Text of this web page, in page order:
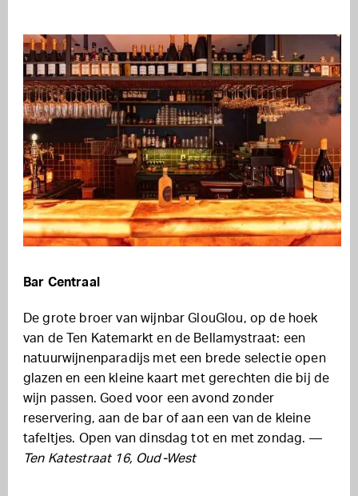
Bar Centraal
De grote broer van wijnbar GlouGlou, op de hoek
van de Ten Katemarkt en de Bellamystraat: een
natuurwijnenparadijs met een brede selectie open
glazen en een kleine kaart met gerechten die bij de
wijn passen. Goed voor een avond zonder
reservering, aan de bar of aan een van de kleine
tafeltjes. Open van dinsdag tot en met zondag. —
Ten Katestraat 16, Oud-West